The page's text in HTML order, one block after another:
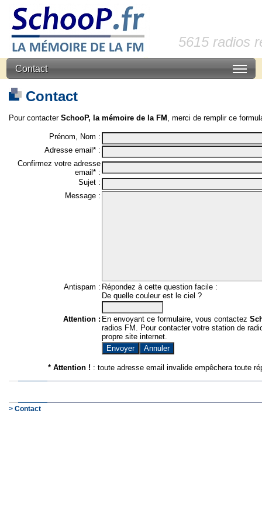
5615 radios
Contact
Contact
Pour contacter SchooP, la mémoire de la FM , merci de remplir ce
Prénom, Nom :
Adresse email* :
Confirmez votre adresse
email* :
Sujet :
Message :
Antispam : Répondez à cette question facile :
De quelle couleur est le ciel ?
Attention : En envoyant ce formulaire, vous contactez
radios FM. Pour contacter votre station de
propre site internet.
* Attention ! : toute adresse email invalide empêchera toute
> Contact